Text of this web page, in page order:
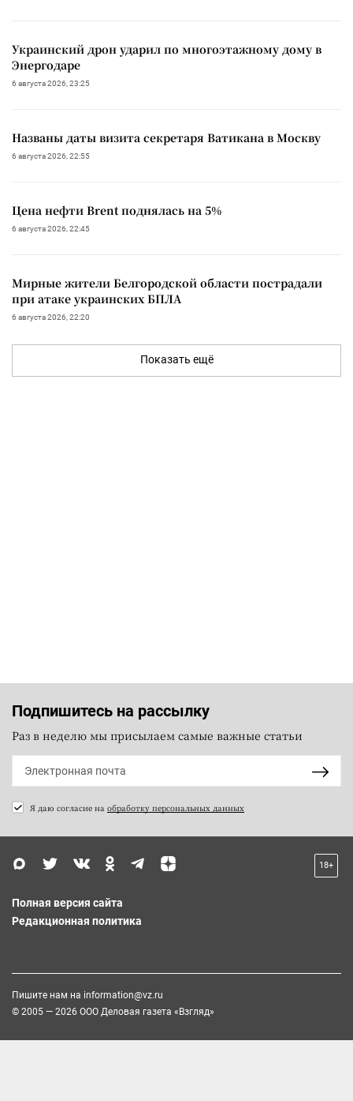
Украинский дрон ударил по многоэтажному дому в
Энергодаре
6 августа 2026, 23:25
Названы даты визита секретаря Ватикана в Москву
6 августа 2026, 22:55
Цена нефти Brent поднялась на 5%
6 августа 2026, 22:45
Мирные жители Белгородской области пострадали
при атаке украинских БПЛА
6 августа 2026, 22:20
Показать ещё
Подпишитесь на рассылку
Раз в неделю мы присылаем самые важные статьи
Я даю согласие на обработку персональных данных
18+
Полная версия сайта
Редакционная политика
Пишите нам на information@vz.ru
© 2005 — 2026 ООО Деловая газета «Взгляд»